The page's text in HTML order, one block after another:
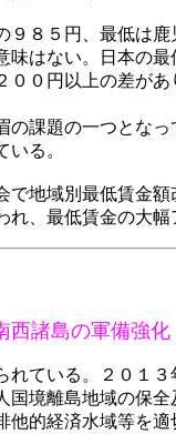
８５円、最低は
味はない。日本の
００円以上の差が
課題の一つとな
る。
地域別最低賃金
、最低賃金の大
諸島の軍備強化
ている。２０１
国境離島地域の保
他的経済水域等を